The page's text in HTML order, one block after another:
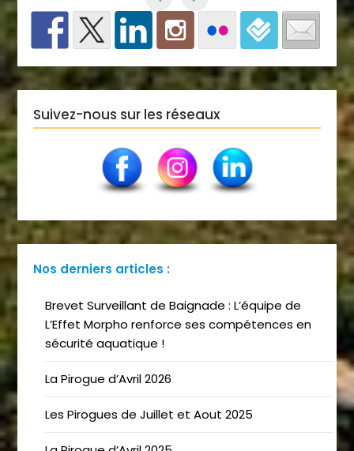
Suivez-nous sur les réseaux
Nos derniers articles :
Brevet Surveillant de Baignade : L’équipe de
L’Effet Morpho renforce ses compétences en
sécurité aquatique !
La Pirogue d’Avril 2026
Les Pirogues de Juillet et Aout 2025